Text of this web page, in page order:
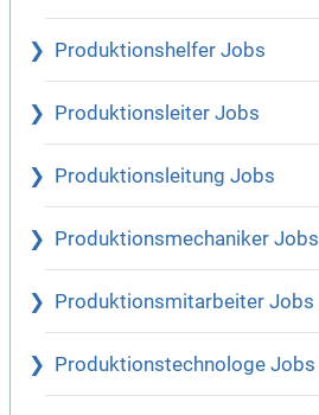
Produktionshelfer Jobs
Produktionsleiter Jobs
Produktionsleitung Jobs
Produktionsmechaniker Jobs
Produktionsmitarbeiter Jobs
Produktionstechnologe Jobs